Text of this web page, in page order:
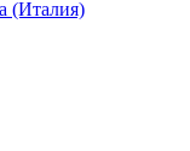
(Италия)